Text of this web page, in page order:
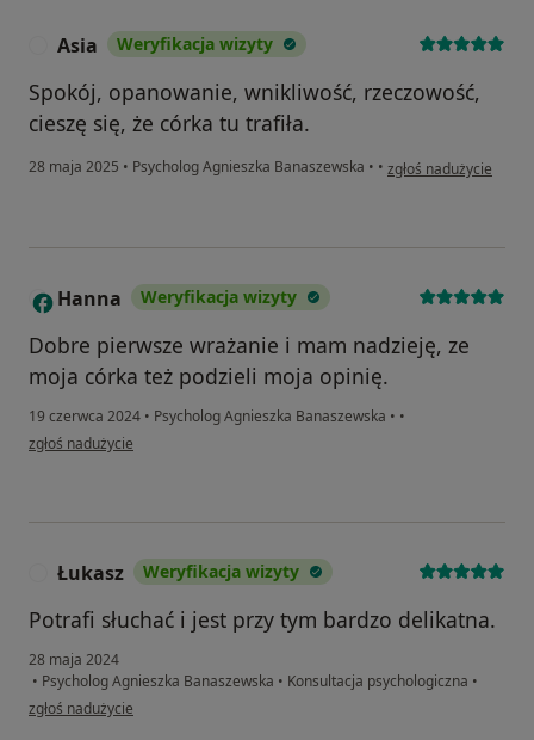
Asia Weryfikacja wizyty
Spokój, opanowanie, wnikliwość, rzeczowość,
cieszę się, że córka tu trafiła.
28 maja 2025 • Psycholog Agnieszka Banaszewska • • w opinii użytkownika
zgłoś nadużycie
H Hanna Weryfikacja wizyty
Dobre pierwsze wrażanie i mam nadzieję, ze
moja córka też podzieli moja opinię.
19 czerwca 2024 • Psycholog Agnieszka Banaszewska • •
w opinii użytkownika Hanna
zgłoś nadużycie
Łukasz Weryfikacja wizyty
Potrafi słuchać i jest przy tym bardzo delikatna.
28 maja 2024
• Psycholog Agnieszka Banaszewska • Konsultacja psychologiczna •
w opinii użytkownika Łukasz
zgłoś nadużycie